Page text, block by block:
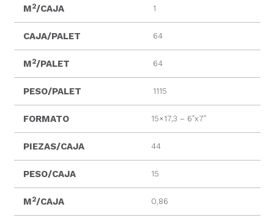
M2/CAJA 1
CAJA/PALET 64
M2/PALET 64
PESO/PALET 1115
FORMATO 15×17,3 – 6″x7″
PIEZAS/CAJA 44
PESO/CAJA 15
M2/CAJA 0,86